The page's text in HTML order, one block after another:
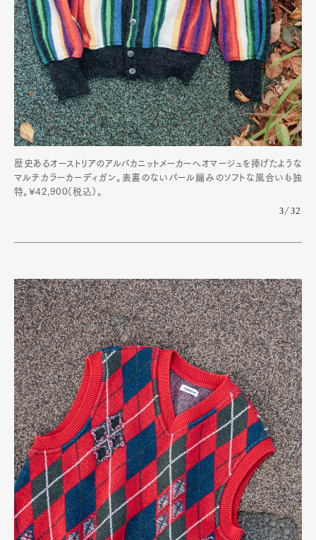
歴史あるオーストリアのアルパカニットメーカーへオマージュを捧げたような
マルチカラーカーディガン。表裏のないパール編みのソフトな風合いも独
特。¥42,900（税込）。
3/32